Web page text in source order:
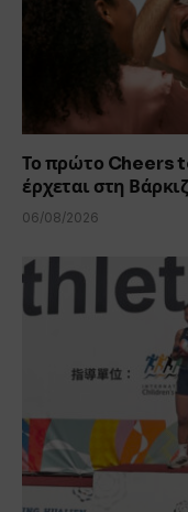
Το πρώτο Cheers
έρχεται στη
06/08/2026